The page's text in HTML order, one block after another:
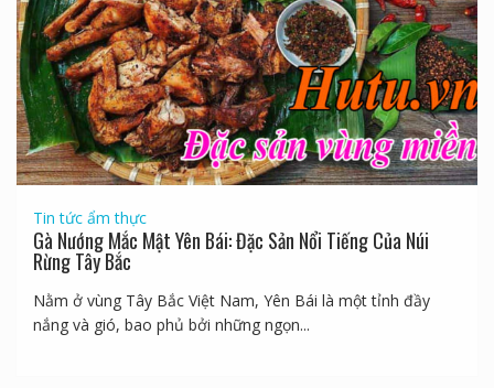
Tin tức ẩm thực
Gà Nướng Mắc Mật Yên Bái: Đặc Sản Nổi Tiếng Của Núi
Rừng Tây Bắc
Nằm ở vùng Tây Bắc Việt Nam, Yên Bái là một tỉnh đầy
nắng và gió, bao phủ bởi những ngọn...